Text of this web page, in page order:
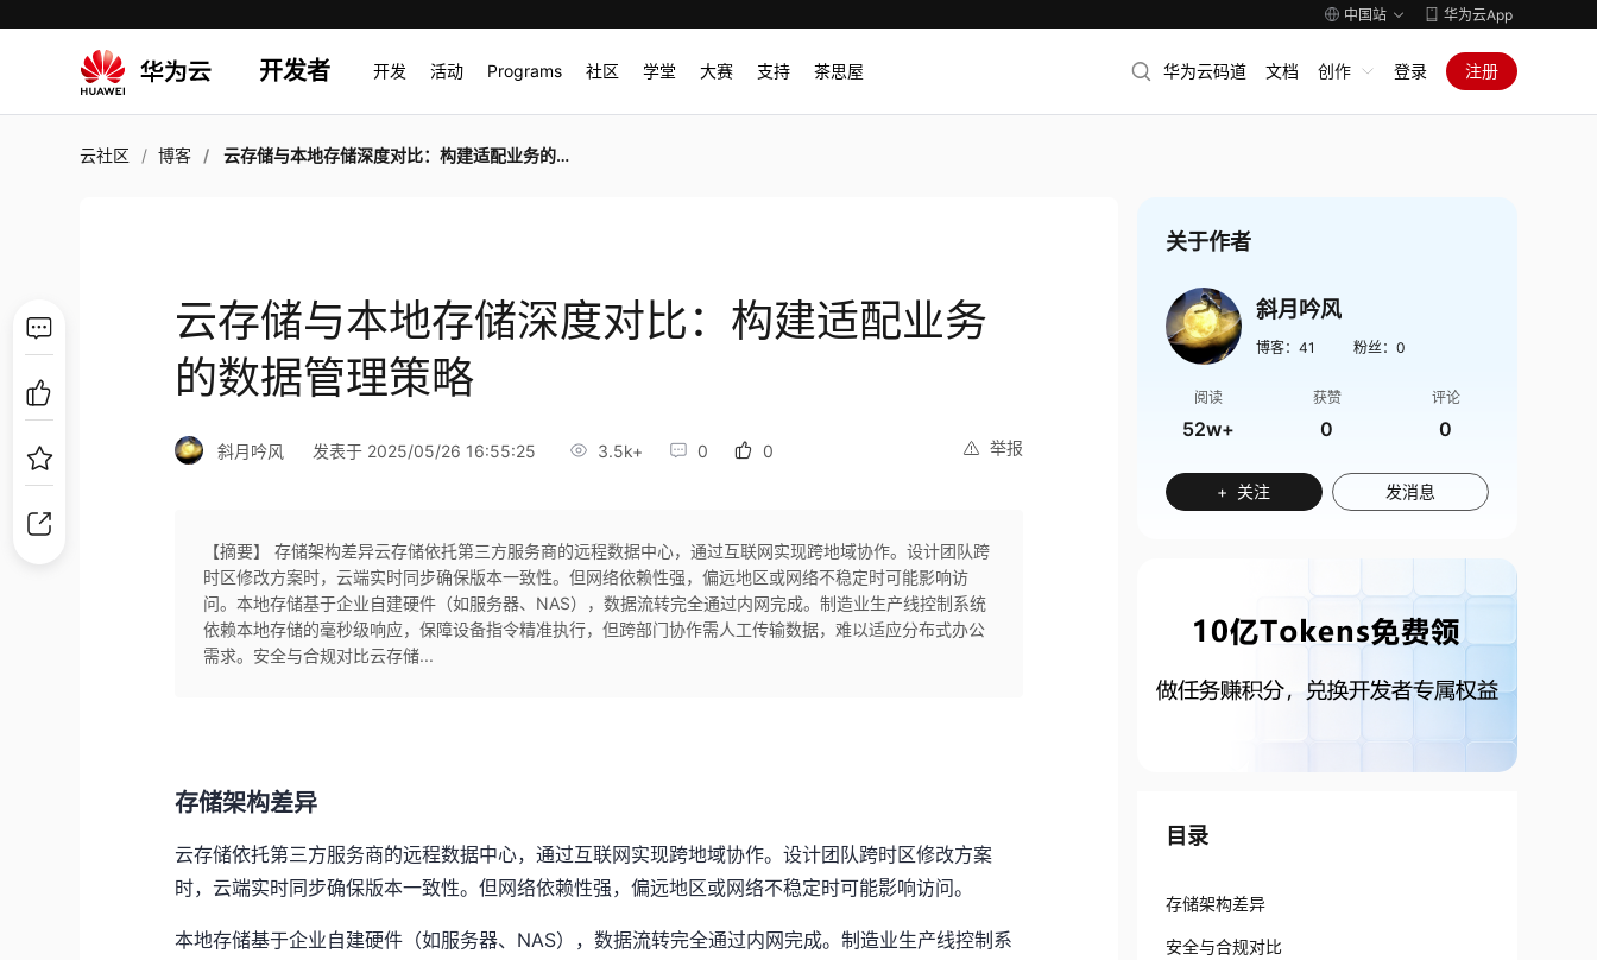
中国站 华为云App
开发者 开发 活动 Programs 社区 学堂 大赛 支持 茶思屋 华为云码道 文档 创作 登录 注册
云社区 博客 云存储与本地存储深度对比：构建适配业务的数据管理策略
云存储与本地存储深度对比：构建适配业务
的数据管理策略
举报
斜月吟风 发表于 2025/05/26 16:55:25 3.5k+ 0 0
【摘要】 存储架构差异云存储依托第三方服务商的远程数据中心，通过互联网实现跨地域协作。设计团队跨
时区修改方案时，云端实时同步确保版本一致性。但网络依赖性强，偏远地区或网络不稳定时可能影响访
问。本地存储基于企业自建硬件（如服务器、NAS），数据流转完全通过内网完成。制造业生产线控制系统
依赖本地存储的毫秒级响应，保障设备指令精准执行，但跨部门协作需人工传输数据，难以适应分布式办公
需求。安全与合规对比云存储...
存储架构差异
云存储依托第三方服务商的远程数据中心，通过互联网实现跨地域协作。设计团队跨时区修改方案
时，云端实时同步确保版本一致性。但网络依赖性强，偏远地区或网络不稳定时可能影响访问。
本地存储基于企业自建硬件（如服务器、NAS），数据流转完全通过内网完成。制造业生产线控制系
关于作者
斜月吟风
博客： 41 粉丝： 0
阅读
52w+
获赞
0
评论
0
+ 关注 发消息
目录
存储架构差异
安全与合规对比